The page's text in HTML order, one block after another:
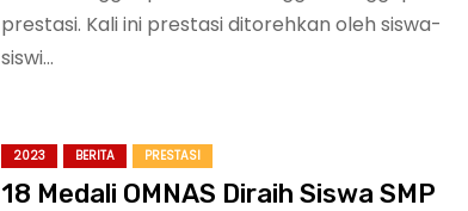
prestasi. Kali ini prestasi ditorehkan oleh siswa-
siswi…
2023 BERITA PRESTASI
18 Medali OMNAS Diraih Siswa SMP